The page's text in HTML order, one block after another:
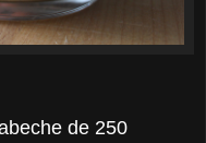
de 250